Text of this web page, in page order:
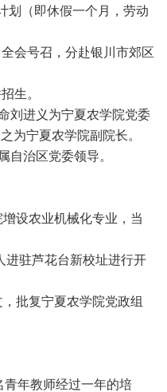
划（即休假一个月，劳动
会号召，分赴银川市郊区
生。
刘进义为宁夏农学院党委
为宁夏农学院副院长。
自治区党委领导。
设农业机械化专业，当
驻芦花台新校址进行开
批复宁夏农学院党政组
年教师经过一年的培